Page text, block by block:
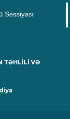
Sessiyası
TƏHLİLİ VƏ